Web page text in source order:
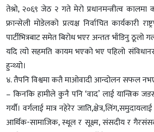
तेश्रो, २०६९ जेठ २ गते मेरो प्रधानमन्त्रीत्व
फ्रान्सेली मोडेलको प्रत्यक्ष निर्वाचित
पार्टीभित्रबाट समेत बिरोध भएर अन्ततः भाँडिनु ठूलो
यदि त्यो सहमति कायम भएको भए पहिलो
हुन्थ्यो।
४. तैपनि विश्वमा कतै माओवादी आन्दोलन सफल
– किनकि हामीले कुनै पनि ‘वाद’ लाई यान्त्रिक
गर्यौं। वर्गलाई मात्र नहेरेर
आर्थिक-सामाजिक, स्थूल र सूक्ष्म, संसदीय र